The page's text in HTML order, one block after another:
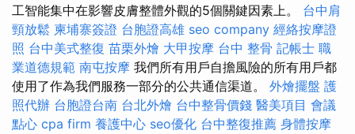
工智能集中在影響皮膚整體外觀的5個關鍵因素上。 台中肩
頸放鬆 柬埔寨簽證 台胞證高雄 seo company 經絡按摩證
照 台中美式整復 苗栗外燴 大甲按摩 台中 整骨 記帳士 職
業道德規範 南屯按摩 我們所有用戶自擔風險的所有用戶都
使用了作為我們服務一部分的公共通信渠道。 外燴擺盤 護
照代辦 台胞證台南 台北外燴 台中整骨價錢 醫美項目 會議
點心 cpa firm 養護中心 seo優化 台中整復推薦 身體按摩